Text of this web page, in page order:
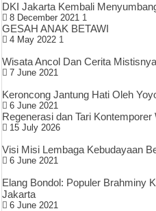
DKI Jakarta Kembali
8 December 2021 1
GESAH ANAK BETAWI
4 May 2022 1
Wisata Ancol Dan Cerita
7 June 2021
Keroncong Jantung Hati Oleh
6 June 2021
Regenerasi dan Tari
15 July 2026
Visi Misi Lembaga Kebudayaan
6 June 2021
Elang Bondol: Populer Brahminy
Jakarta
6 June 2021